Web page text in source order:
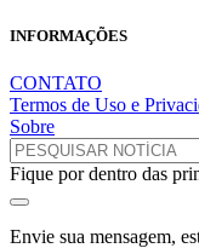
INFORMAÇÕES
CONTATO
Termos de Uso e
Sobre
Fique por dentro das
Envie sua mensagem,